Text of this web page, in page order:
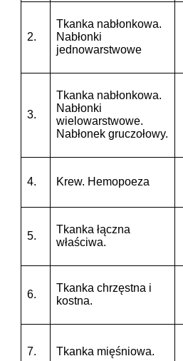
2.
Tkanka nabłonkowa.
Nabłonki
jednowarstwowe
3.
Tkanka nabłonkowa.
Nabłonki
wielowarstwowe.
Nabłonek gruczołowy.
4. Krew. Hemopoeza
5.
Tkanka łączna
właściwa.
6.
Tkanka chrzęstna i
kostna.
7. Tkanka mięśniowa.